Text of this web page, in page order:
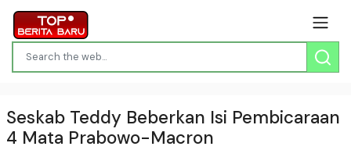
Seskab Teddy Beberkan Isi Pembicaraan
4 Mata Prabowo-Macron